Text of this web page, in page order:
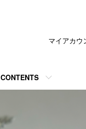
CONTENTS
マイアカウ